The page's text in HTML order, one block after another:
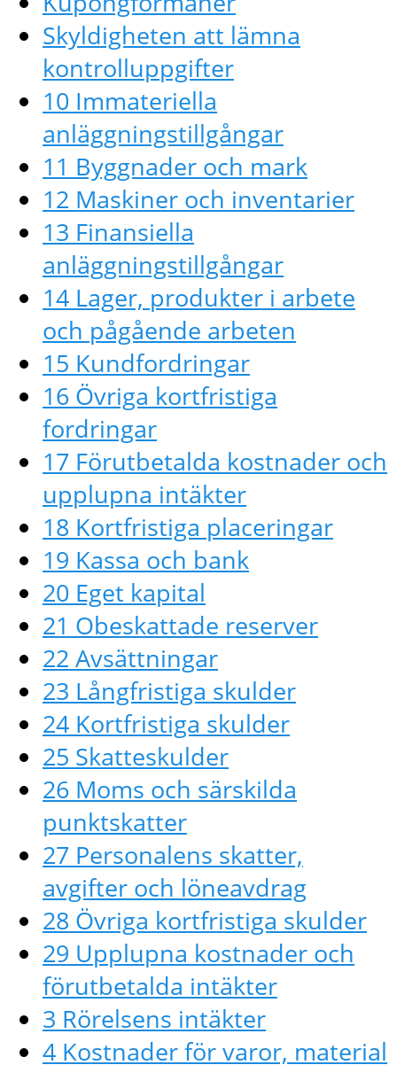
Skyldigheten att lämna
kontrolluppgifter
10 Immateriella
anläggningstillgångar
11 Byggnader och mark
12 Maskiner och inventarier
13 Finansiella
anläggningstillgångar
14 Lager, produkter i arbete
och pågående arbeten
15 Kundfordringar
16 Övriga kortfristiga
fordringar
17 Förutbetalda kostnader och
upplupna intäkter
18 Kortfristiga placeringar
19 Kassa och bank
20 Eget kapital
21 Obeskattade reserver
22 Avsättningar
23 Långfristiga skulder
24 Kortfristiga skulder
25 Skatteskulder
26 Moms och särskilda
punktskatter
27 Personalens skatter,
avgifter och löneavdrag
28 Övriga kortfristiga skulder
29 Upplupna kostnader och
förutbetalda intäkter
3 Rörelsens intäkter
4 Kostnader för varor, material